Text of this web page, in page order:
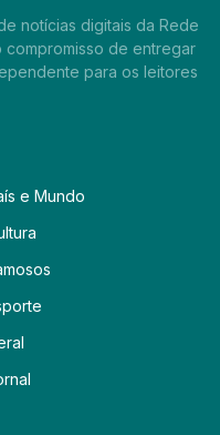
notícias digitais da Rede
compromisso de entregar
para os leitores
e Mundo